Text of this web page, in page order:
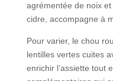
agrémentée de noix
cidre, accompagne à
Pour varier, le chou
lentilles vertes cuites
enrichir l’assiette tout